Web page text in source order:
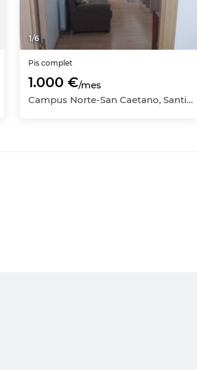
1/6
Pis complet
1.000 €/mes
Campus Norte-San Caetano, Santiago de Compostela, A Coruña